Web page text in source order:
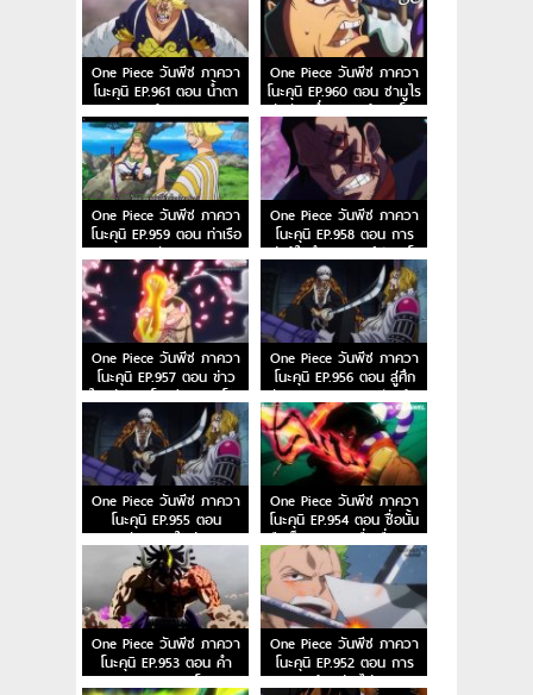
One Piece วันพีซ ภาควา
โนะคุนิ EP.961 ตอน น้ำตา
ของผู้ติดตาม
One Piece วันพีซ ภาควา
โนะคุนิ EP.960 ตอน ซามูไร
อันดับหนึ่งของแคว้นวาโนะ
One Piece วันพีซ ภาควา
โนะคุนิ EP.959 ตอน ท่าเรือ
จุดนัดพบ
One Piece วันพีซ ภาควา
โนะคุนิ EP.958 ตอน การ
ต่อสู้ในตำนาน การ์ปและโร
เจอร์
One Piece วันพีซ ภาควา
โนะคุนิ EP.957 ตอน ข่าว
ใหญ่! การโจมตี 7 เทพโจร
สลัด
One Piece วันพีซ ภาควา
โนะคุนิ EP.956 ตอน สู่ศึก
ตัดสิน! พวกหมวกฟางเข้า
สู่การต่อสู้
One Piece วันพีซ ภาควา
โนะคุนิ EP.955 ตอน
พันธมิตรใหม่!?
One Piece วันพีซ ภาควา
โนะคุนิ EP.954 ตอน ชื่อนั้น
คือเอ็นมะ! ดาบเลื่องชื่อของ
โอเด้ง!
One Piece วันพีซ ภาควา
โนะคุนิ EP.953 ตอน คำ
สารภาพของฮิโยริ!
One Piece วันพีซ ภาควา
โนะคุนิ EP.952 ตอน การ
เผชิญหน้าอย่างไม่คาดคิด!